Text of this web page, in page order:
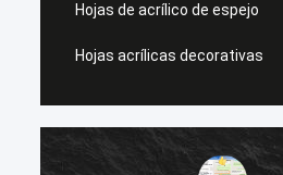
Hojas de acrílico de espejo
Hojas acrílicas decorativas